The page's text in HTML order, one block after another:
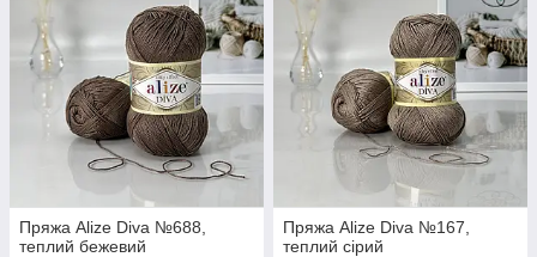
Пряжа Alize Diva №688,
теплий бежевий
Пряжа Alize Diva №167,
теплий сірий